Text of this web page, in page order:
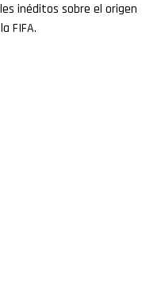
inéditos sobre el origen
FIFA.